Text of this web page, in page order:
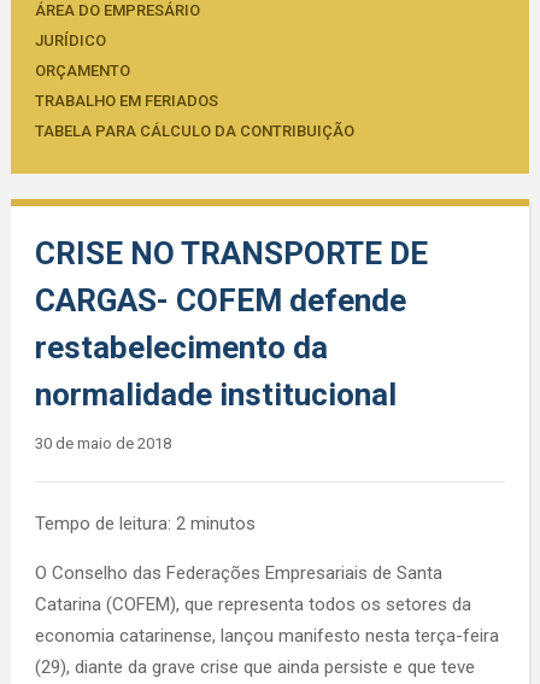
ÁREA DO EMPRESÁRIO
JURÍDICO
ORÇAMENTO
TRABALHO EM FERIADOS
TABELA PARA CÁLCULO DA CONTRIBUIÇÃO
CRISE NO TRANSPORTE DE
CARGAS- COFEM defende
restabelecimento da
normalidade institucional
30 de maio de 2018
Tempo de leitura: 2 minutos
O Conselho das Federações Empresariais de Santa
Catarina (COFEM), que representa todos os setores da
economia catarinense, lançou manifesto nesta terça-feira
(29), diante da grave crise que ainda persiste e que teve